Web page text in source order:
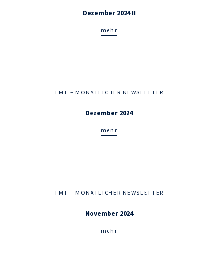
Dezember 2024 II
mehr
TMT – MONATLICHER NEWSLETTER
Dezember 2024
mehr
TMT – MONATLICHER NEWSLETTER
November 2024
mehr